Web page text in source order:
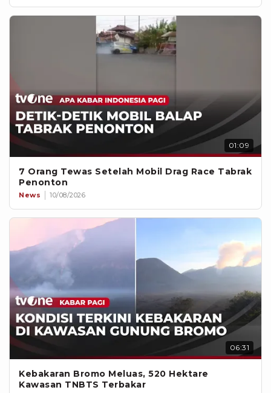
01:09
7 Orang Tewas Setelah Mobil Drag Race Tabrak
Penonton
News 10/08/2026
06:31
Kebakaran Bromo Meluas, 520 Hektare
Kawasan TNBTS Terbakar